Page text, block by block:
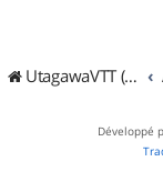
UtagawaVTT (Randos VTT et VTTAE avec traces GPS)
Développé